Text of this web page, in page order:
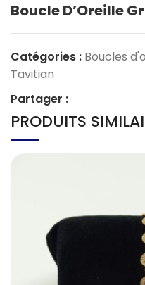
Boucle D’Oreille
Catégories : Boucles
Tavitian
Partager :
PRODUITS